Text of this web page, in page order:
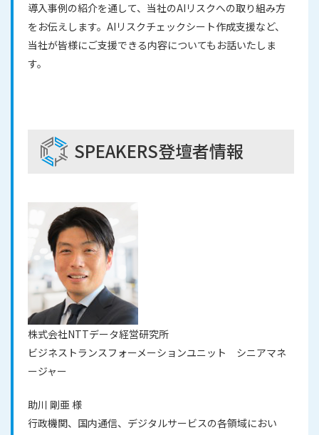
導入事例の紹介を通して、当社のAIリスクへの取り組み方
をお伝えします。AIリスクチェックシート作成支援など、
当社が皆様にご支援できる内容についてもお話いたしま
す。
SPEAKERS登壇者情報
株式会社NTTデータ経営研究所
ビジネストランスフォーメーションユニット シニアマネ
ージャー
助川 剛亜 様
行政機関、国内通信、デジタルサービスの各領域におい